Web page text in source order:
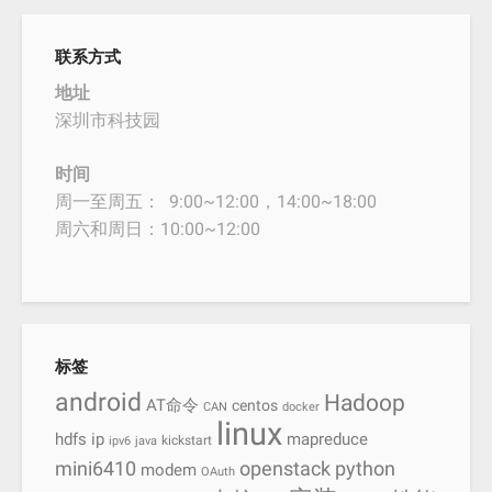
联系方式
地址
深圳市科技园
时间
周一至周五： 9:00~12:00，14:00~18:00
周六和周日：10:00~12:00
标签
android AT命令 CAN centos docker Hadoop
hdfs ip ipv6 java kickstart linux mapreduce
mini6410 modem OAuth openstack python